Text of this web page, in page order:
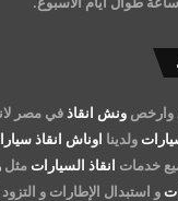
وارخص ونش انقاذفي مصر
ولدينا اوناش انقاذ
خدمات انقاذ السيارات مثل
و استبدال الإطارات و